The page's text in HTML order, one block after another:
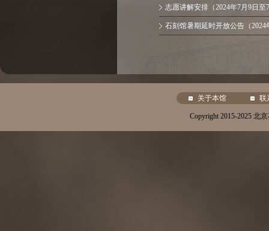
志愿讲解安排（2024年7月9日至
石刻馆暑期延时开放公告（
关于本馆 联
Copyright 2015-2025 北